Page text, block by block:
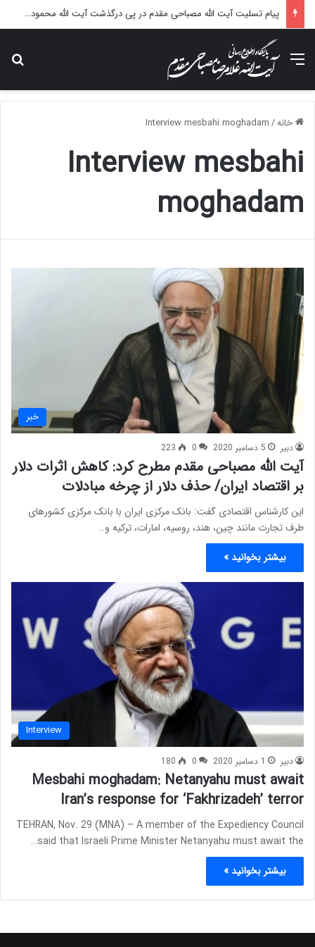
پیام تسلیت آیت الله مصباحی مقدم در پی درگذشت آیت الله محمودی گلپایگانی
منو
خانه/
Interview mesbahi moghadam
Interview mesbahi
moghadam
خبر
دبیر 5 دسامبر 2020 0
223
آیت الله مصباحی مقدم مطرح کرد: کاهش اثرات دلار
بر اقتصاد ایران/ حذف دلار از چرخه مبادلات
این کارشناس اقتصادی گفت: بانک مرکزی ایران با بانک‌ مرکزی کشورهای
طرف تجارت مانند چین، هند، روسیه، امارات، ترکیه و…
بیشتر بخوانید »
Interview
دبیر 1 دسامبر 2020 0
180
Mesbahi moghadam: Netanyahu must await
Iran’s response for ‘Fakhrizadeh’ terror
TEHRAN, Nov. 29 (MNA) – A member of the Expediency Council
said that Israeli Prime Minister Netanyahu must await the…
بیشتر بخوانید »